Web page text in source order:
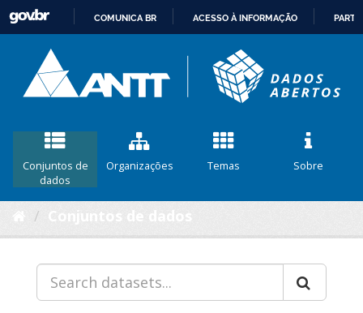
CONTEÚDO
COMUNICA BR ACESSO À INFORMAÇÃO
Conjuntos de
dados
Organizações Temas Sobre